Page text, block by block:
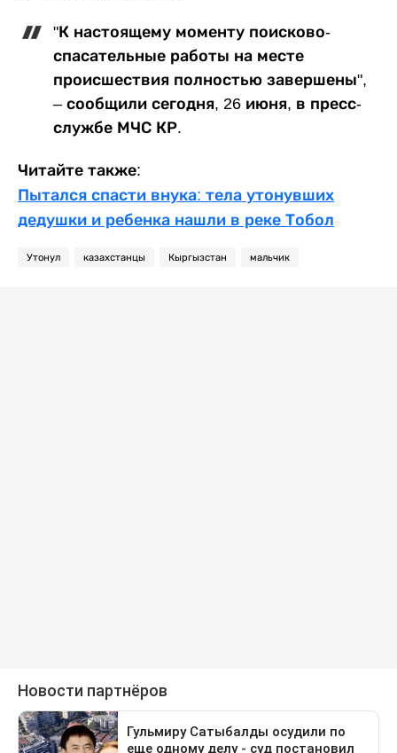
"К настоящему моменту поисково-
спасательные работы на месте
происшествия полностью завершены",
– сообщили сегодня, 26 июня, в пресс-
службе МЧС КР.
Читайте также:
Пытался спасти внука: тела утонувших
дедушки и ребенка нашли в реке Тобол
Утонул казахстанцы Кыргызстан мальчик